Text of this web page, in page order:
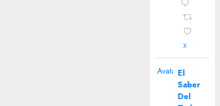
X
Avatar El
Saber
Del